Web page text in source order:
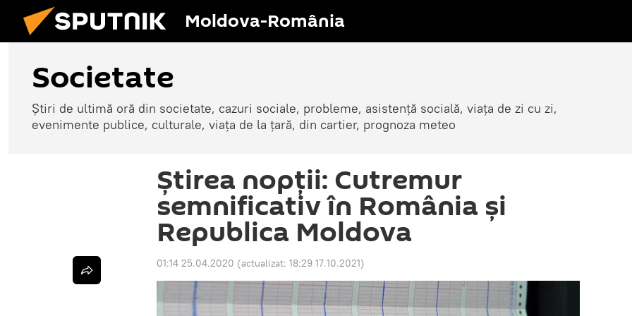
Moldova-România
Societate
Știri de ultimă oră din societate, cazuri sociale, probleme, asistență socială, viața de zi cu zi,
evenimente publice, culturale, viața de la țară, din cartier, prognoza meteo
Știrea nopții: Cutremur
semnificativ în România și
Republica Moldova
01:14 25.04.2020 (actualizat: 18:29 17.10.2021)